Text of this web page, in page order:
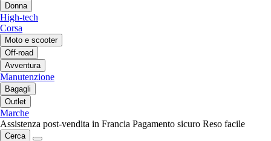
Donna
High-tech
Corsa
Moto e scooter
Off-road
Avventura
Manutenzione
Bagagli
Outlet
Marche
Assistenza post-vendita in Francia Pagamento sicuro Reso facile
Cerca